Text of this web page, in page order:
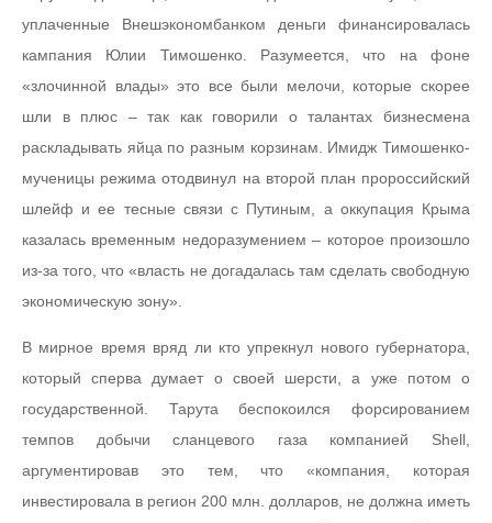
уплаченные Внешэкономбанком деньги финансировалась
кампания Юлии Тимошенко. Разумеется, что на фоне
«злочинной влады» это все были мелочи, которые скорее
шли в плюс – так как говорили о талантах бизнесмена
раскладывать яйца по разным корзинам. Имидж Тимошенко-
мученицы режима отодвинул на второй план пророссийский
шлейф и ее тесные связи с Путиным, а оккупация Крыма
казалась временным недоразумением – которое произошло
из-за того, что «власть не догадалась там сделать свободную
экономическую зону».
В мирное время вряд ли кто упрекнул нового губернатора,
который сперва думает о своей шерсти, а уже потом о
государственной. Тарута беспокоился форсированием
темпов добычи сланцевого газа компанией Shell,
аргументировав это тем, что «компания, которая
инвестировала в регион 200 млн. долларов, не должна иметь